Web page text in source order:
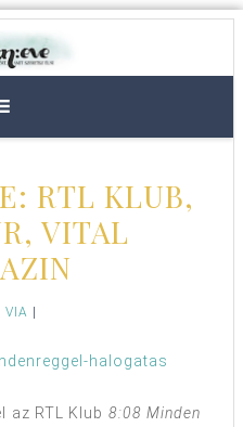
RTL KLUB,
VITAL
VIA
az RTL Klub 8:08 Minden